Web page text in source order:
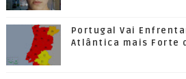
Portugal Vai
Atlântica mais Forte